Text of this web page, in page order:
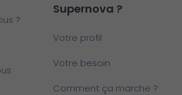
?
Supernova ?
Votre profil
Votre besoin
Comment ça marche ?